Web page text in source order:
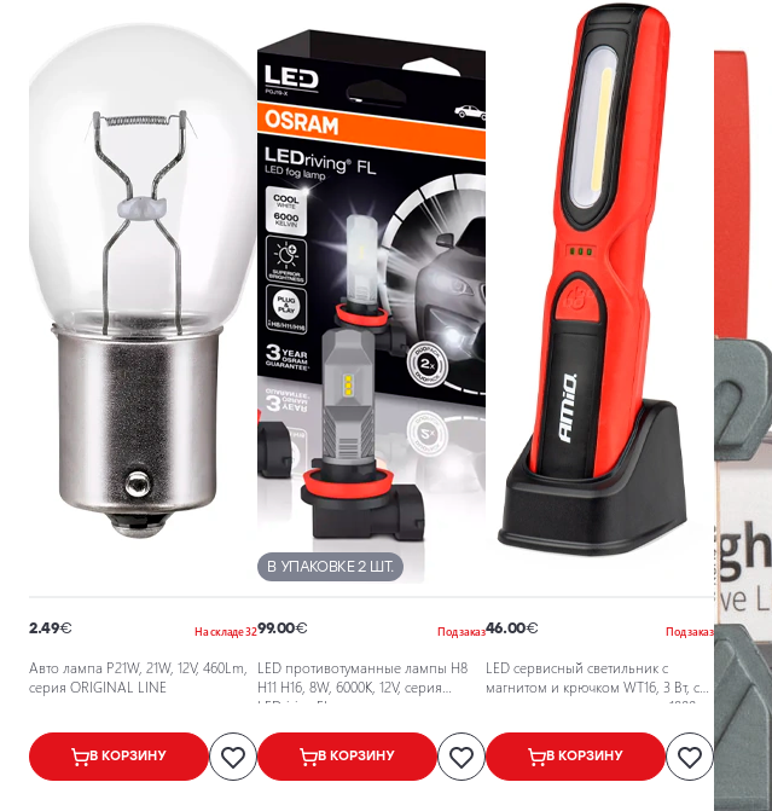
2.49€ На складе 32
Авто лампа P21W, 21W, 12V, 460Lm,
серия ORIGINAL LINE
В КОРЗИНУ
В УПАКОВКЕ 2 ШТ.
99.00€ Под заказ
LED противотуманные лампы H8
H11 H16, 8W, 6000K, 12V, серия
LEDriving FL
В КОРЗИНУ
46.00€ Под заказ
LED сервисный светильник с
магнитом и крючком WT16, 3 Вт, со
встроенным аккумулятором, 1800
В КОРЗИНУ